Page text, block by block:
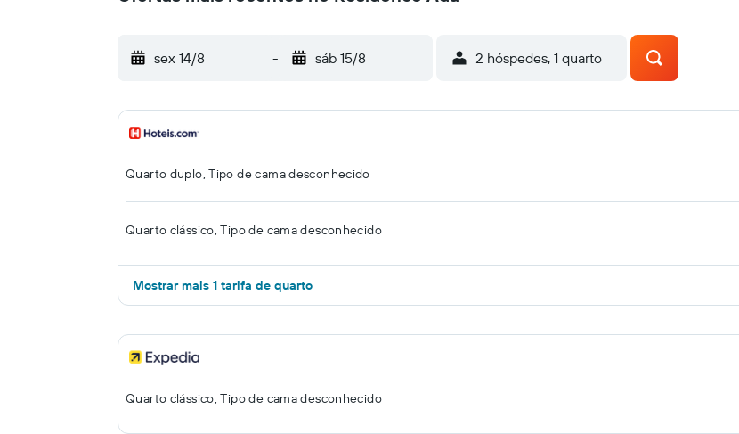
sex 14/8 - sáb 15/8 2 hóspedes, 1 quarto
Quarto duplo, Tipo de cama desconhecido
Quarto clássico, Tipo de cama desconhecido
Mostrar mais 1 tarifa de quarto
Quarto clássico, Tipo de cama desconhecido